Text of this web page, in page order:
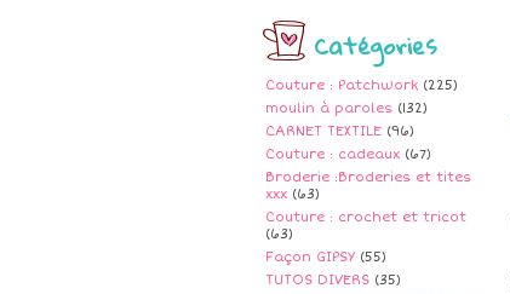
Catégories
Couture : Patchwork (225)
moulin à paroles (132)
CARNET TEXTILE (96)
Couture : cadeaux (67)
Broderie :Broderies et tites
xxx (63)
Couture : crochet et tricot
(63)
Façon GIPSY (55)
TUTOS DIVERS (35)